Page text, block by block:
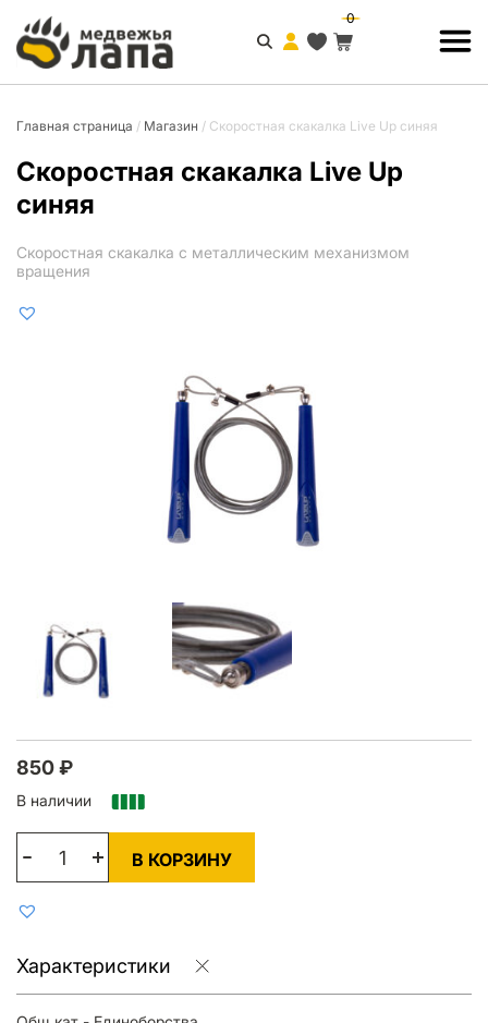
0
Главная страница / Магазин / Скоростная скакалка Live Up синяя
Скоростная скакалка Live Up
синяя
Скоростная скакалка с металлическим механизмом
вращения
850₽
В наличии
В КОРЗИНУ
Характеристики